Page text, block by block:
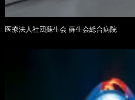
医療法人社団蘇生会 蘇生会総合病院